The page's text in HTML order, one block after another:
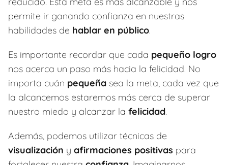
permite ir ganando confianza en nuestras
habilidades de hablar en público.
Es importante recordar que cada pequeño logro
nos acerca un paso más hacia la felicidad. No
importa cuán pequeña sea la meta, cada vez que
la alcancemos estaremos más cerca de superar
nuestro miedo y alcanzar la felicidad.
Además, podemos utilizar técnicas de
visualización y afirmaciones positivas para